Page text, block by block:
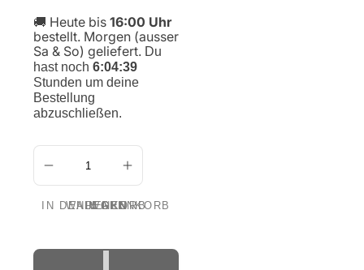
🚚 Heute bis 16:00 Uhr
bestellt. Morgen (ausser
Sa & So) geliefert. Du
hast noch 6:04:39
Stunden um deine
Bestellung
abzuschließen.
IN DEN WARENKORB LEGEN